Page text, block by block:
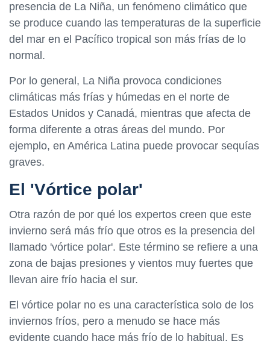
presencia de La Niña, un fenómeno climático que
se produce cuando las temperaturas de la superficie
del mar en el Pacífico tropical son más frías de lo
normal.
Por lo general, La Niña provoca condiciones
climáticas más frías y húmedas en el norte de
Estados Unidos y Canadá, mientras que afecta de
forma diferente a otras áreas del mundo. Por
ejemplo, en América Latina puede provocar sequías
graves.
El 'Vórtice polar'
Otra razón de por qué los expertos creen que este
invierno será más frío que otros es la presencia del
llamado 'vórtice polar'. Este término se refiere a una
zona de bajas presiones y vientos muy fuertes que
llevan aire frío hacia el sur.
El vórtice polar no es una característica solo de los
inviernos fríos, pero a menudo se hace más
evidente cuando hace más frío de lo habitual. Es